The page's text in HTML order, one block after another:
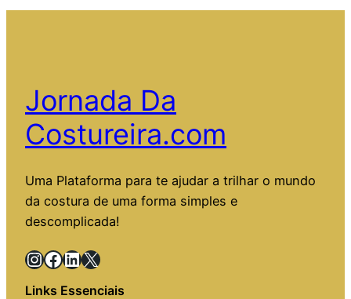
Jornada Da
Costureira.com
Uma Plataforma para te ajudar a trilhar o mundo
da costura de uma forma simples e
descomplicada!
InstagramFacebook LinkedIn X
Links Essenciais